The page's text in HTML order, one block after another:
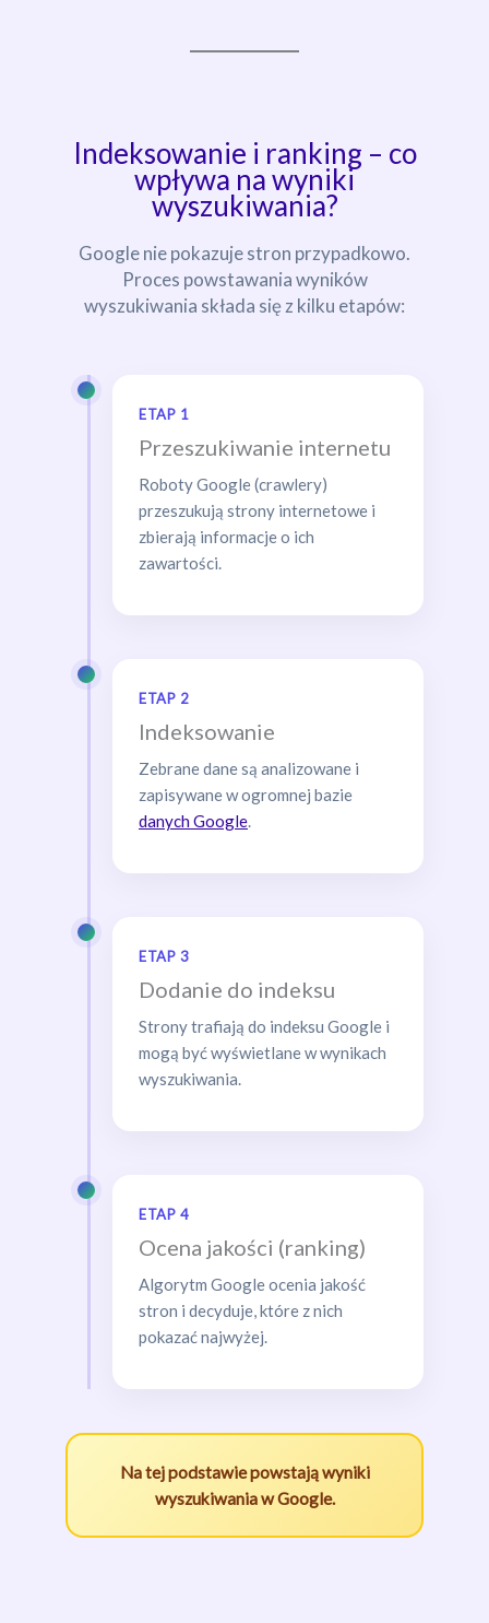
Indeksowanie i ranking – co
wpływa na wyniki
wyszukiwania?
Google nie pokazuje stron przypadkowo.
Proces powstawania wyników
wyszukiwania składa się z kilku etapów:
ETAP 1
Przeszukiwanie internetu
Roboty Google (crawlery)
przeszukują strony internetowe i
zbierają informacje o ich
zawartości.
ETAP 2
Indeksowanie
Zebrane dane są analizowane i
zapisywane w ogromnej bazie
danych Google
ETAP 3
Dodanie do indeksu
Strony trafiają do indeksu Google i
mogą być wyświetlane w wynikach
wyszukiwania.
ETAP 4
Ocena jakości (ranking)
Algorytm Google ocenia jakość
stron i decyduje, które z nich
pokazać najwyżej.
Na tej podstawie powstają wyniki
wyszukiwania w Google.